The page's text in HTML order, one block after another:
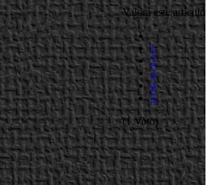
Valora este artículo
1
2
3
4
5
(1 Voto)